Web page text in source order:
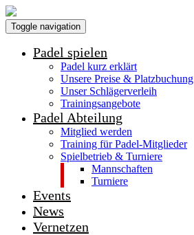
Toggle navigation
Padel spielen
Padel kurz erklärt
Unsere Preise & Platzbuchung
Unser Schlägerverleih
Trainingsangebote
Padel Abteilung
Mitglied werden
Training für Padel-Mitglieder
Spielbetrieb & Turniere
Mannschaften
Turniere
Events
News
Vernetzen